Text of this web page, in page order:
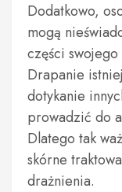
Dodatkowo,
mogą
części swojego
Drapanie
dotykanie
prowadzić do
Dlatego tak
skórne
drażnienia.